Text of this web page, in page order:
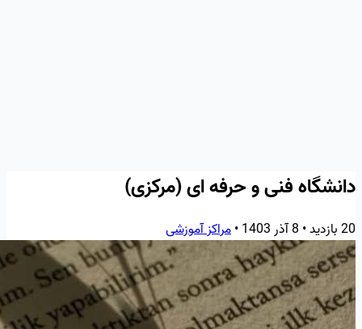
دانشگاه فنی و حرفه ای (مرکزی)
20 بازدید • 8 آذر 1403 •مراکز آموزشی